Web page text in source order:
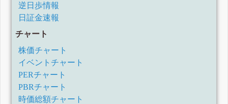
逆日歩情報
日証金速報
チャート
株価チャート
イベントチャート
PERチャート
PBRチャート
時価総額チャート